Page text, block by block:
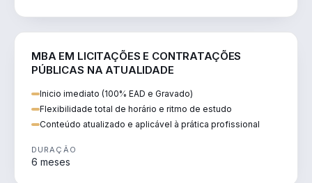
MBA EM LICITAÇÕES E CONTRATAÇÕES
PÚBLICAS NA ATUALIDADE
Inicio imediato (100% EAD e Gravado)
Flexibilidade total de horário e ritmo de estudo
Conteúdo atualizado e aplicável à prática profissional
DURAÇÃO
6 meses